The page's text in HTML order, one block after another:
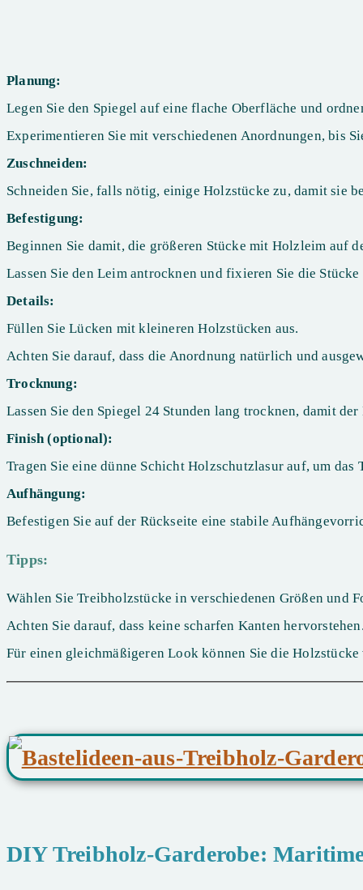
Planung:
Legen Sie den Spiegel auf eine flache Oberfläche und
Experimentieren Sie mit verschiedenen Anordnungen, bis
Zuschneiden:
Schneiden Sie, falls nötig, einige Holzstücke zu, damit sie
Befestigung:
Beginnen Sie damit, die größeren Stücke mit Holzleim auf
Lassen Sie den Leim antrocknen und fixieren Sie die
Details:
Füllen Sie Lücken mit kleineren Holzstücken aus.
Achten Sie darauf, dass die Anordnung natürlich und
Trocknung:
Lassen Sie den Spiegel 24 Stunden lang trocknen, damit
Finish (optional):
Tragen Sie eine dünne Schicht Holzschutzlasur auf, um
Aufhängung:
Befestigen Sie auf der Rückseite eine stabile
Tipps:
Wählen Sie Treibholzstücke in verschiedenen Größen und
Achten Sie darauf, dass keine scharfen Kanten
Für einen gleichmäßigeren Look können Sie die
DIY Treibholz-Garderobe: